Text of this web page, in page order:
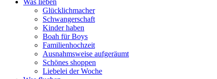
Was lieben
Glücklichmacher
Schwangerschaft
Kinder haben
Boah für Boys
Familienhochzeit
Ausnahmsweise aufgeräumt
Schönes shoppen
Liebelei der Woche